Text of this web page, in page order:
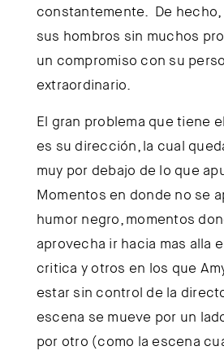
constantemente. De hecho,
sus hombros sin muchos
un compromiso con su
extraordinario.
El gran problema que tiene
es su dirección, la cual
muy por debajo de lo que
Momentos en donde no se
humor negro, momentos
aprovecha ir hacia mas alla
critica y otros en los que
estar sin control de la
escena se mueve por un
por otro (como la escena